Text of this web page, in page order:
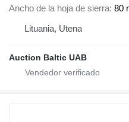
Ancho de la hoja de sierra 80
Lituania, Utena
Auction Baltic UAB